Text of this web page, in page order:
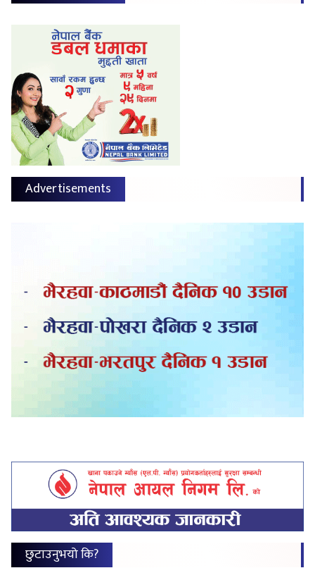
Advertisements
छुटाउनुभयो कि?